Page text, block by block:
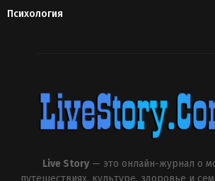
Психология
Live Story — это онлайн-журнал о
путешествиях, культуре, здоровье и